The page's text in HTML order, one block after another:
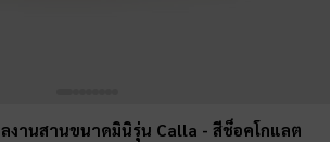
ลงานสานขนาดมินิรุ่น Calla - สีช็อคโกแลต